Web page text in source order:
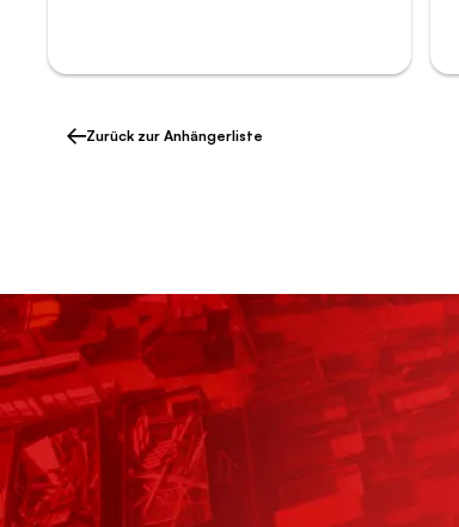
Zurück zur Anhängerliste